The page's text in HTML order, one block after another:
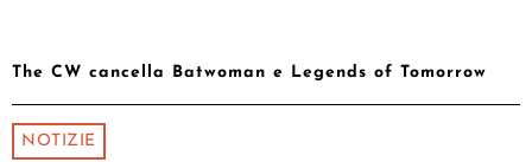
The CW cancella Batwoman e Legends of Tomorrow
NOTIZIE